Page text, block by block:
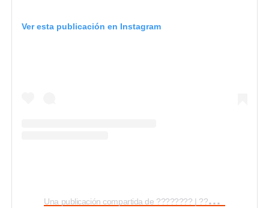
Ver esta publicación en Instagram
U
na publicación compartida de ???????? | ????????? (@carinomio.artesanal)